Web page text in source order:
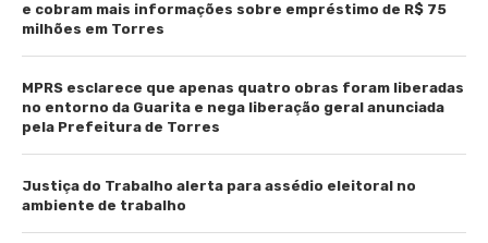
e cobram mais informações sobre empréstimo de R$ 75
milhões em Torres
MPRS esclarece que apenas quatro obras foram liberadas
no entorno da Guarita e nega liberação geral anunciada
pela Prefeitura de Torres
Justiça do Trabalho alerta para assédio eleitoral no
ambiente de trabalho